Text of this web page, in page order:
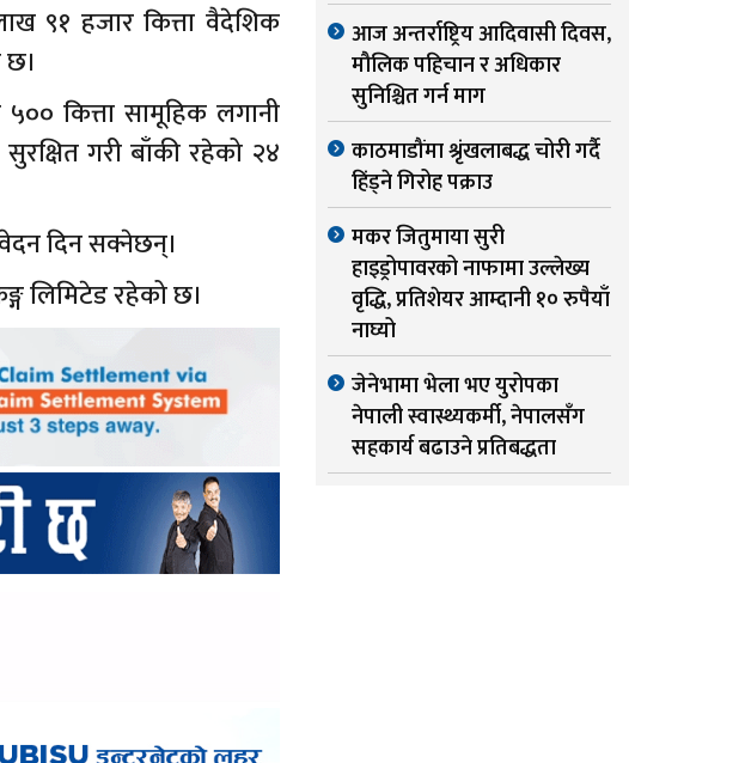
९१ हजार कित्ता वैदेशिक
कित्ता सामूहिक लगानी
गरी बाँकी रहेको २४
दिन सक्नेछन्।
लिमिटेड रहेको छ।
आज अन्तर्राष्ट्रिय आदिवासी दिवस,
मौलिक पहिचान र अधिकार
सुनिश्चित गर्न माग
काठमाडौंमा श्रृंखलाबद्ध चोरी गर्दै
हिंड्ने गिरोह पक्राउ
मकर जितुमाया सुरी
हाइड्रोपावरको नाफामा उल्लेख्य
वृद्धि, प्रतिशेयर आम्दानी १० रुपैयाँ
नाघ्यो
जेनेभामा भेला भए युरोपका
नेपाली स्वास्थ्यकर्मी, नेपालसँग
सहकार्य बढाउने प्रतिबद्धता